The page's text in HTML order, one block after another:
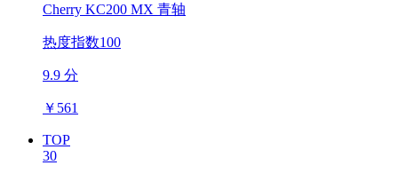
Cherry KC200 MX 青轴
热度指数100
9.9 分
￥ 561
TOP
30